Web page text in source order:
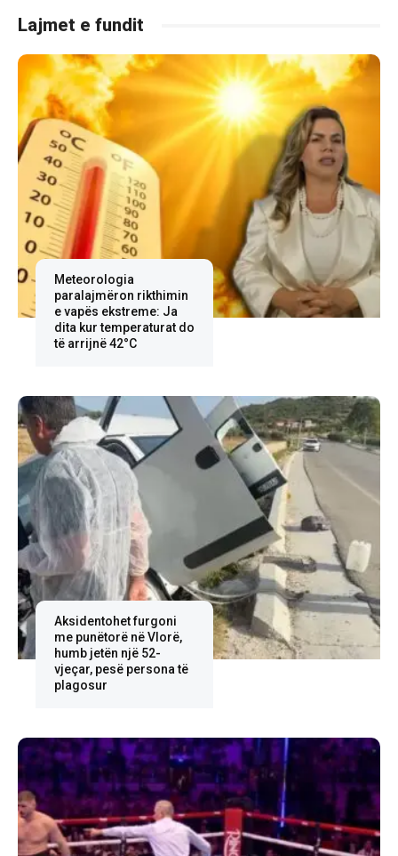
Lajmet e fundit
Meteorologia
paralajmëron rikthimin
e vapës ekstreme: Ja
dita kur temperaturat do
të arrijnë 42°C
Aksidentohet furgoni
me punëtorë në Vlorë,
humb jetën një 52-
vjeçar, pesë persona të
plagosur